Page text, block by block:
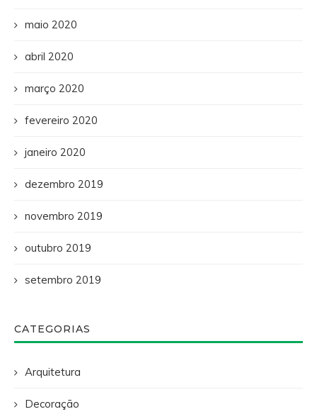
maio 2020
abril 2020
março 2020
fevereiro 2020
janeiro 2020
dezembro 2019
novembro 2019
outubro 2019
setembro 2019
CATEGORIAS
Arquitetura
Decoração